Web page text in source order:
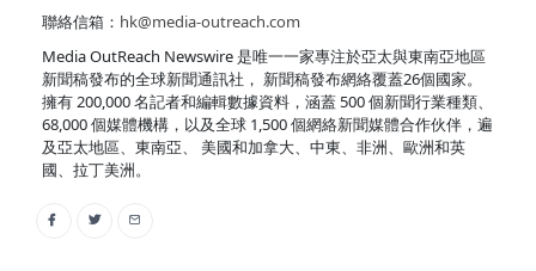
聯絡信箱： hk@media-outreach.com
Media OutReach Newswire 是唯一一家專注於亞太與東南亞地區
新聞稿發布的全球新聞通訊社， 新聞稿發布網絡覆蓋26個國家。
擁有 200,000 名記者和編輯數據資料，涵蓋 500 個新聞行業種類、
68,000 個媒體機構，以及全球 1,500 個網絡新聞媒體合作伙伴，遍
及亞太地區、東南亞、 美國和加拿大、中東、非洲、歐洲和英
國、拉丁美洲。